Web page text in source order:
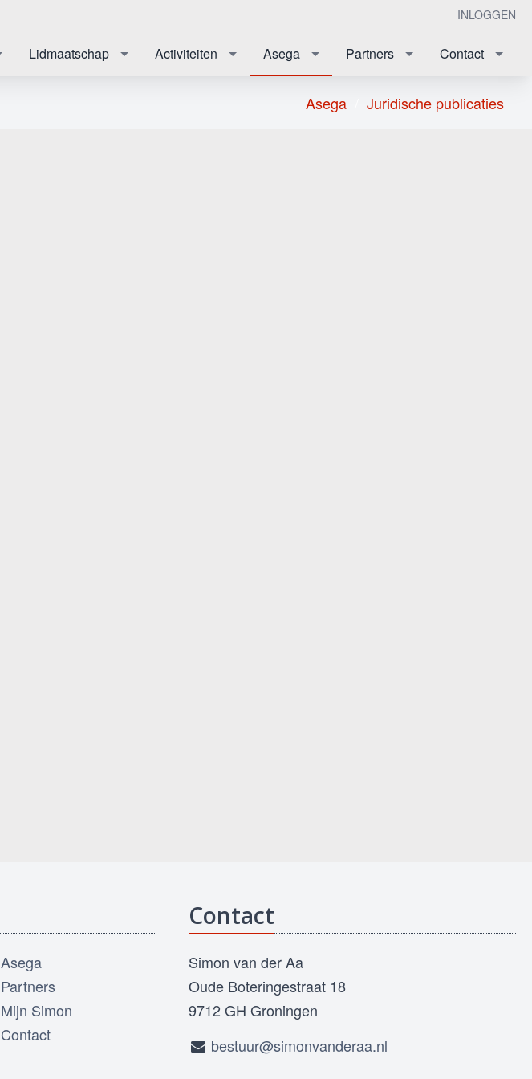
INLOGGEN
Lidmaatschap Activiteiten Asega Partners Contact
Asega Juridische publicaties
Asega
Partners
Mijn Simon
Contact
Contact
Simon van der Aa
Oude Boteringestraat 18
9712 GH Groningen
bestuur@simonvanderaa.nl